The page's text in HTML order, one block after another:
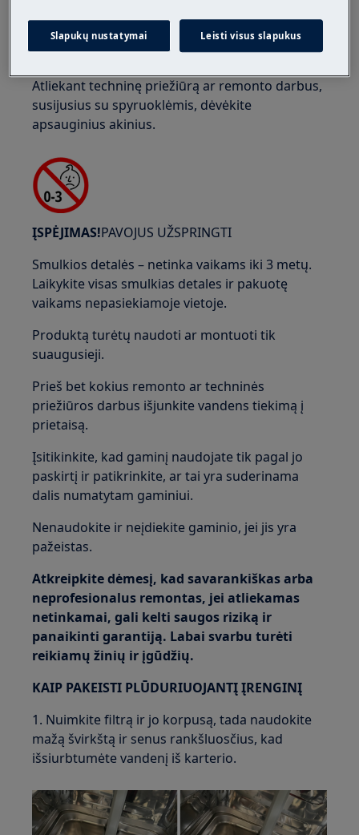
Atliekant techninę priežiūrą ar remonto darbus,
susijusius su spyruoklėmis, dėvėkite
apsauginius akinius.
ĮSPĖJIMAS!PAVOJUS UŽSPRINGTI
Smulkios detalės – netinka vaikams iki 3 metų.
Laikykite visas smulkias detales ir pakuotę
vaikams nepasiekiamoje vietoje.
Produktą turėtų naudoti ar montuoti tik
suaugusieji.
Prieš bet kokius remonto ar techninės
priežiūros darbus išjunkite vandens tiekimą į
prietaisą.
Įsitikinkite, kad gaminį naudojate tik pagal jo
paskirtį ir patikrinkite, ar tai yra suderinama
dalis numatytam gaminiui.
Nenaudokite ir neįdiekite gaminio, jei jis yra
pažeistas.
Atkreipkite dėmesį, kad savarankiškas arba
neprofesionalus remontas, jei atliekamas
netinkamai, gali kelti saugos riziką ir
panaikinti garantiją. Labai svarbu turėti
reikiamų žinių ir įgūdžių.
KAIP PAKEISTI PLŪDURIUOJANTĮ ĮRENGINĮ
1. Nuimkite filtrą ir jo korpusą, tada naudokite
mažą švirkštą ir senus rankšluosčius, kad
išsiurbtumėte vandenį iš karterio.
Slapukų nustatymai Leisti visus slapukus